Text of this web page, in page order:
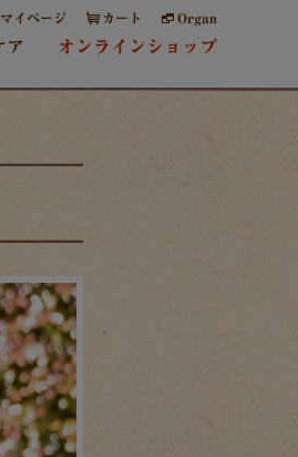
マイページ カート Organ
ア オンラインショップ